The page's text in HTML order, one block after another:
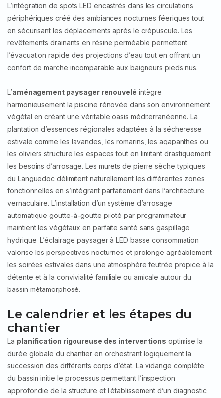
L’intégration de spots LED encastrés dans les circulations
périphériques créé des ambiances nocturnes féeriques tout
en sécurisant les déplacements après le crépuscule. Les
revêtements drainants en résine perméable permettent
l’évacuation rapide des projections d’eau tout en offrant un
confort de marche incomparable aux baigneurs pieds nus.
L’aménagement paysager renouvelé intègre
harmonieusement la piscine rénovée dans son environnement
végétal en créant une véritable oasis méditerranéenne. La
plantation d’essences régionales adaptées à la sécheresse
estivale comme les lavandes, les romarins, les agapanthes ou
les oliviers structure les espaces tout en limitant drastiquement
les besoins d’arrosage. Les murets de pierre sèche typiques
du Languedoc délimitent naturellement les différentes zones
fonctionnelles en s’intégrant parfaitement dans l’architecture
vernaculaire. L’installation d’un système d’arrosage
automatique goutte-à-goutte piloté par programmateur
maintient les végétaux en parfaite santé sans gaspillage
hydrique. L’éclairage paysager à LED basse consommation
valorise les perspectives nocturnes et prolonge agréablement
les soirées estivales dans une atmosphère feutrée propice à la
détente et à la convivialité familiale ou amicale autour du
bassin métamorphosé.
Le calendrier et les étapes du
chantier
La planification rigoureuse des interventions optimise la
durée globale du chantier en orchestrant logiquement la
succession des différents corps d’état. La vidange complète
du bassin initie le processus permettant l’inspection
approfondie de la structure et l’établissement d’un diagnostic